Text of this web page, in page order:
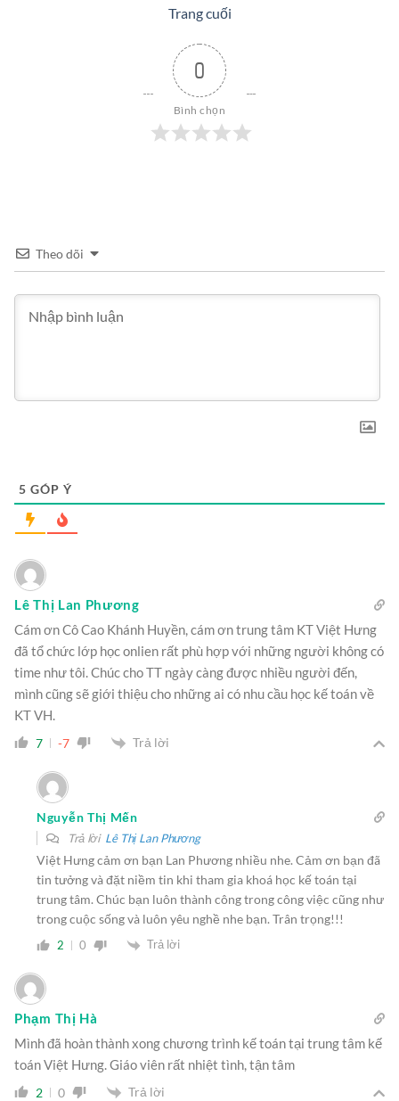
Trang cuối
0
Bình chọn
Theo dõi
5 GÓP Ý
Lê Thị Lan Phương
Cám ơn Cô Cao Khánh Huyền, cám ơn trung tâm KT Việt Hưng
đã tổ chức lớp học onlien rất phù hợp với những người không có
time như tôi. Chúc cho TT ngày càng được nhiều người đến,
mình cũng sẽ giới thiệu cho những ai có nhu cầu học kế toán về
KT VH.
7 -7 Trả lời
Nguyễn Thị Mến
Trả lời Lê Thị Lan Phương
Việt Hưng cảm ơn bạn Lan Phương nhiều nhe. Cảm ơn bạn đã
tin tưởng và đặt niềm tin khi tham gia khoá học kế toán tại
trung tâm. Chúc bạn luôn thành công trong công việc cũng như
trong cuộc sống và luôn yêu nghề nhe bạn. Trân trọng!!!
2 0 Trả lời
Phạm Thị Hà
Mình đã hoàn thành xong chương trình kế toán tại trung tâm kế
toán Việt Hưng. Giáo viên rất nhiệt tình, tận tâm
2 0 Trả lời